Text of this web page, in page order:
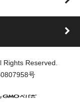
Reserved.
号